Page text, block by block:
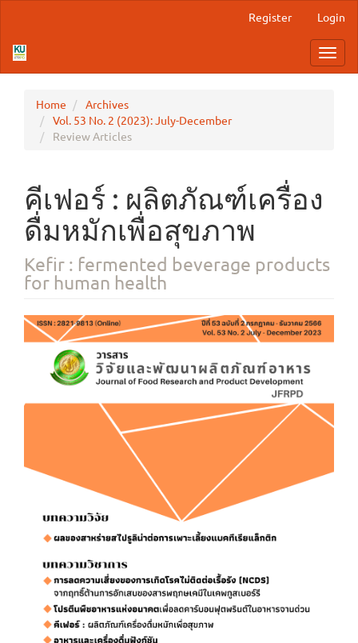
Sidebar
Register Login
Home
Archives
Vol. 53 No. 2 (2023): July-December
Review Articles
คีเฟอร์ : ผลิตภัณฑ์เครื่อง
ดื่มหมักเพื่อสุขภาพ
Kefir : fermented beverage products
for human health
Article
Sidebar